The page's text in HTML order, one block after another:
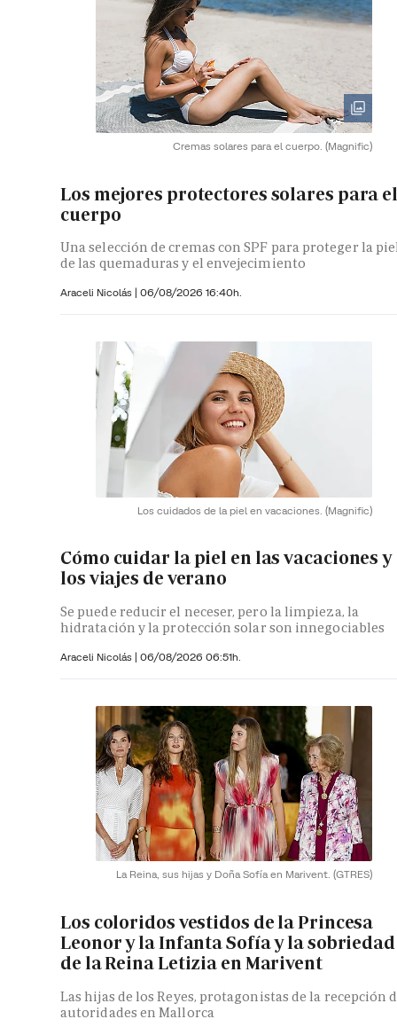
Cremas solares para el cuerpo. (Magnific)
Los mejores protectores solares para
cuerpo
Una selección de cremas con SPF para proteger la
de las quemaduras y el envejecimiento
Araceli Nicolás | 06/08/2026 16:40h.
Los cuidados de la piel en vacaciones. (Magnific)
Cómo cuidar la piel en las vacaciones y
los viajes de verano
Se puede reducir el neceser, pero la limpieza, la
hidratación y la protección solar son innegociables
Araceli Nicolás | 06/08/2026 06:51h.
La Reina, sus hijas y Doña Sofía en Marivent. (GTRES)
Los coloridos vestidos de la Princesa
Leonor y la Infanta Sofía y la sobriedad
de la Reina Letizia en Marivent
Las hijas de los Reyes, protagonistas de la recepción
autoridades en Mallorca